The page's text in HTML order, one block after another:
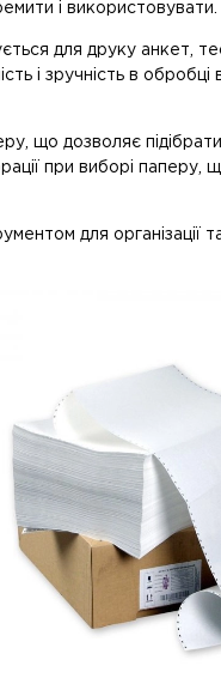
і використовувати.
для друку анкет,
і зручність в обробці
що дозволяє
при виборі паперу,
для організації